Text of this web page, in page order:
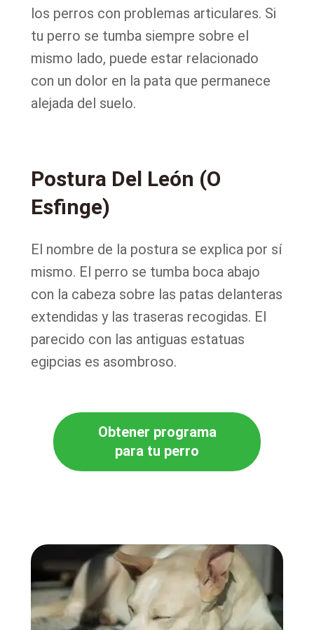
los perros con problemas articulares. Si
tu perro se tumba siempre sobre el
mismo lado, puede estar relacionado
con un dolor en la pata que permanece
alejada del suelo.
Postura Del León (O
Esfinge)
El nombre de la postura se explica por sí
mismo. El perro se tumba boca abajo
con la cabeza sobre las patas delanteras
extendidas y las traseras recogidas. El
parecido con las antiguas estatuas
egipcias es asombroso.
Obtener programa
para tu perro